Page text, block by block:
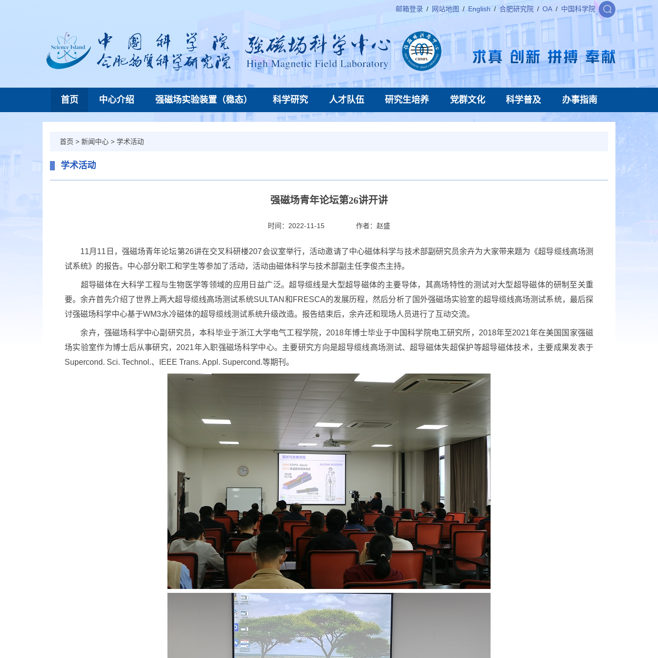
邮箱登录 / 网站地图 / English / 合肥研究院 / OA / 中国科学院
首页 中心介绍 强磁场实验装置（稳态） 科学研究 人才队伍 研究生培养 党群文化 科学普及 办事指南
首页 > 新闻中心 > 学术活动
学术活动
强磁场青年论坛第26讲开讲
时间：2022-11-15 作者： 赵盛
11月11日，强磁场青年论坛第26讲在交叉科研楼207会议室举行，活动邀请了中心磁体科学与技术部副研究员余卉为大家带来题为《超导缆线高场测
试系统》的报告。中心部分职工和学生等参加了活动，活动由磁体科学与技术部副主任李俊杰主持。
超导磁体在大科学工程与生物医学等领域的应用日益广泛。超导缆线是大型超导磁体的主要导体，其高场特性的测试对大型超导磁体的研制至关重
要。余卉首先介绍了世界上两大超导缆线高场测试系统SULTAN和FRESCA的发展历程，然后分析了国外强磁场实验室的超导缆线高场测试系统，最后探
讨强磁场科学中心基于WM3水冷磁体的超导缆线测试系统升级改造。报告结束后，余卉还和现场人员进行了互动交流。
余卉，强磁场科学中心副研究员，本科毕业于浙江大学电气工程学院，2018年博士毕业于中国科学院电工研究所，2018年至2021年在美国国家强磁
场实验室作为博士后从事研究，2021年入职强磁场科学中心。主要研究方向是超导缆线高场测试、超导磁体失超保护等超导磁体技术，主要成果发表于
Supercond. Sci. Technol.、IEEE Trans. Appl. Supercond.等期刊。